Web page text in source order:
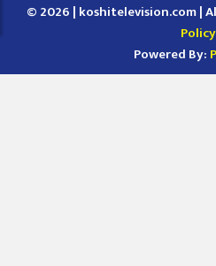
© 2026 | koshitelevision.com |
Policy
Powered By: